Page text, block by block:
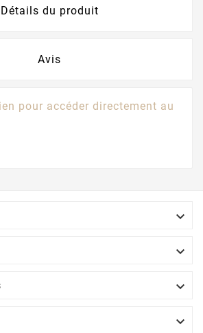
Détails du produit
Avis
pour accéder directement au



